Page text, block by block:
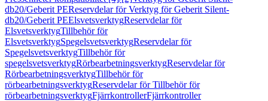
db20/Geberit PEReservdelar för Verktyg för Geberit Silent-
db20/Geberit PEElsvetsverktygReservdelar för
ElsvetsverktygTillbehör för
ElsvetsverktygSpegelsvetsverktygReservdelar för
SpegelsvetsverktygTillbehör för
spegelsvetsverktygRörbearbetningsverktygReservdelar för
RörbearbetningsverktygTillbehör för
rörbearbetningsverktygReservdelar för Tillbehör för
rörbearbetningsverktygFjärrkontrollerFjärrkontroller